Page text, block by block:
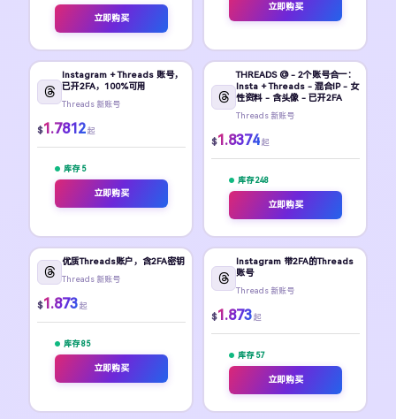
立即购买
立即购买
Instagram + Threads 账号，
已开2FA，100%可用
Threads 新账号
$1.7812 起
库存 5
立即购买
THREADS @ - 2个账号合一：
Insta + Threads - 混合IP - 女
性资料 - 含头像 - 已开2FA
Threads 新账号
$1.8374 起
库存 248
立即购买
优质Threads账户，含2FA密钥
Threads 新账号
$1.873 起
库存 85
立即购买
Instagram 带2FA的Threads
账号
Threads 新账号
$1.873 起
库存 57
立即购买